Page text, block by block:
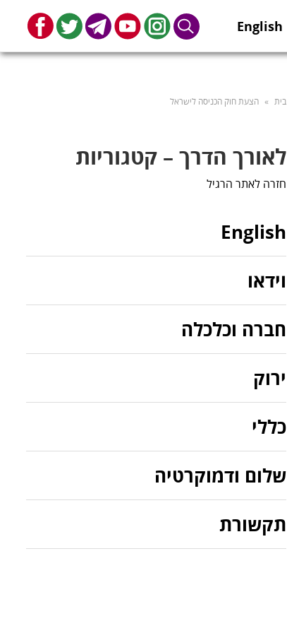
English
Search
Instagram
Youtube
Telegram
Twitter
בית » הצעת חוק הכניסה לישראל
לאורך הדרך – קטגוריות
חזרה לאתר הרגיל
English
וידאו
חברה וכלכלה
ירוק
כללי
שלום ודמוקרטיה
תקשורת